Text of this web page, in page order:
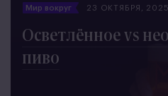
Мир вокруг 23 ОКТЯБРЯ, 2025
Осветлённое vs
пиво